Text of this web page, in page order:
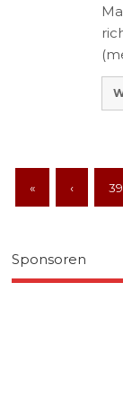
« ‹ 39
Sponsoren